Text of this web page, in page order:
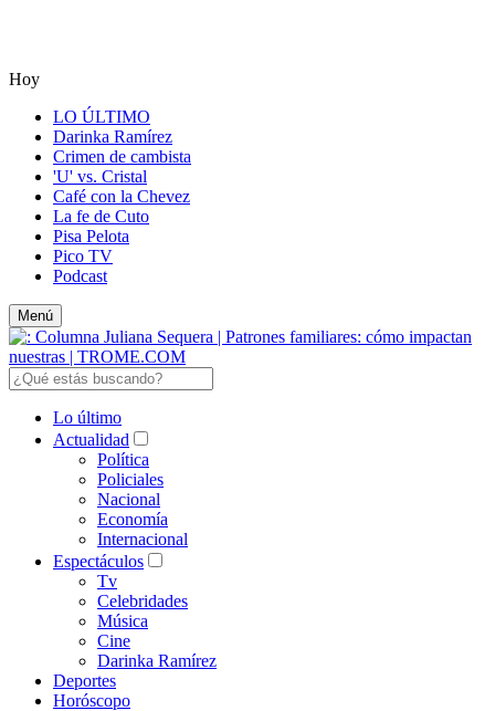
Hoy
LO ÚLTIMO
Darinka Ramírez
Crimen de cambista
'U' vs. Cristal
Café con la Chevez
La fe de Cuto
Pisa Pelota
Pico TV
Podcast
Menú
Lo último
Actualidad
Política
Policiales
Nacional
Economía
Internacional
Espectáculos
Tv
Celebridades
Música
Cine
Darinka Ramírez
Deportes
Horóscopo